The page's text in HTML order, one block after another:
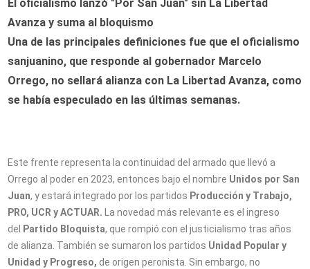
El oficialismo lanzó "Por San Juan" sin La Libertad
Avanza y suma al bloquismo
Una de las principales definiciones fue que el oficialismo
sanjuanino, que responde al gobernador Marcelo
Orrego, no sellará alianza con La Libertad Avanza, como
se había especulado en las últimas semanas.
Este frente representa la continuidad del armado que llevó a
Orrego al poder en 2023, entonces bajo el nombre Unidos por San
Juan, y estará integrado por los partidos Producción y Trabajo,
PRO, UCR y ACTUAR. La novedad más relevante es el ingreso
del
Partido Bloquista, que rompió con el justicialismo tras años
de alianza. También se sumaron los partidos Unidad Popular y
Unidad y Progreso, de origen peronista. Sin embargo, no